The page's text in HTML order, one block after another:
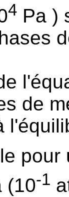
4 Pa )
de
pour
(10-1